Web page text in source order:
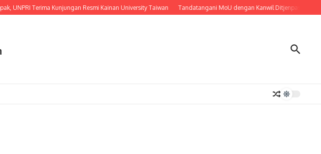
Terima Kunjungan Resmi Kainan University Taiwan Tandatangani MoU dengan Kanwil Ditjenpas Sumut,